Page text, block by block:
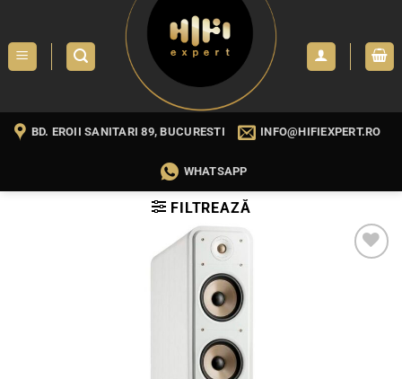
content
BD. EROII SANITARI 89, BUCURESTI INFO@HIFIEXPERT.RO
WHATSAPP
FILTREAZĂ